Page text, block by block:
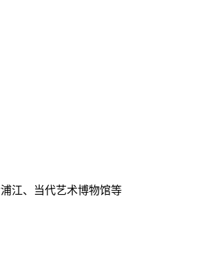
江、当代艺术博物馆等